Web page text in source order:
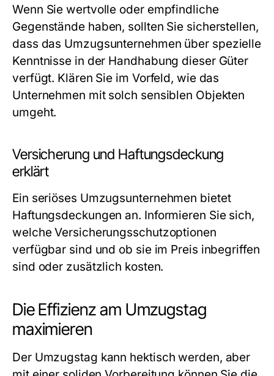
Wenn Sie wertvolle oder empfindliche
Gegenstände haben, sollten Sie sicherstellen,
dass das Umzugsunternehmen über spezielle
Kenntnisse in der Handhabung dieser Güter
verfügt. Klären Sie im Vorfeld, wie das
Unternehmen mit solch sensiblen Objekten
umgeht.
Versicherung und Haftungsdeckung
erklärt
Ein seriöses Umzugsunternehmen bietet
Haftungsdeckungen an. Informieren Sie sich,
welche Versicherungsschutzoptionen
verfügbar sind und ob sie im Preis inbegriffen
sind oder zusätzlich kosten.
Die Effizienz am Umzugstag
maximieren
Der Umzugstag kann hektisch werden, aber